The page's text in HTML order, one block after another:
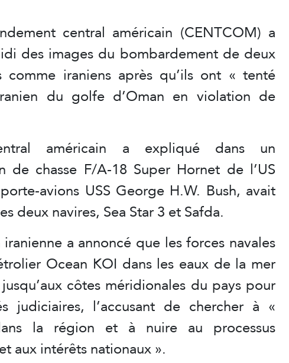
central américain (CENTCOM) a
des images du bombardement de deux
comme iraniens après qu’ils ont « tenté
du golfe d’Oman en violation de
américain a expliqué dans un
de chasse F/A-18 Super Hornet de l’US
avions USS George H.W. Bush, avait
deux navires, Sea Star 3 et Safda.
a annoncé que les forces navales
Ocean KOI dans les eaux de la mer
côtes méridionales du pays pour
judiciaires, l’accusant de chercher à «
la région et à nuire au processus
aux intérêts nationaux ».